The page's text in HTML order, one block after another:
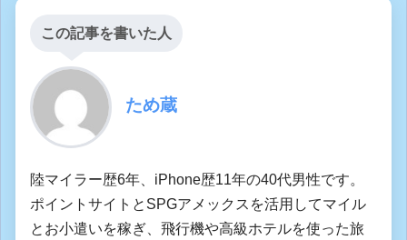
この記事を書いた人
ため蔵
陸マイラー歴6年、iPhone歴11年の40代男性です。
ポイントサイトとSPGアメックスを活用してマイル
とお小遣いを稼ぎ、飛行機や高級ホテルを使った旅